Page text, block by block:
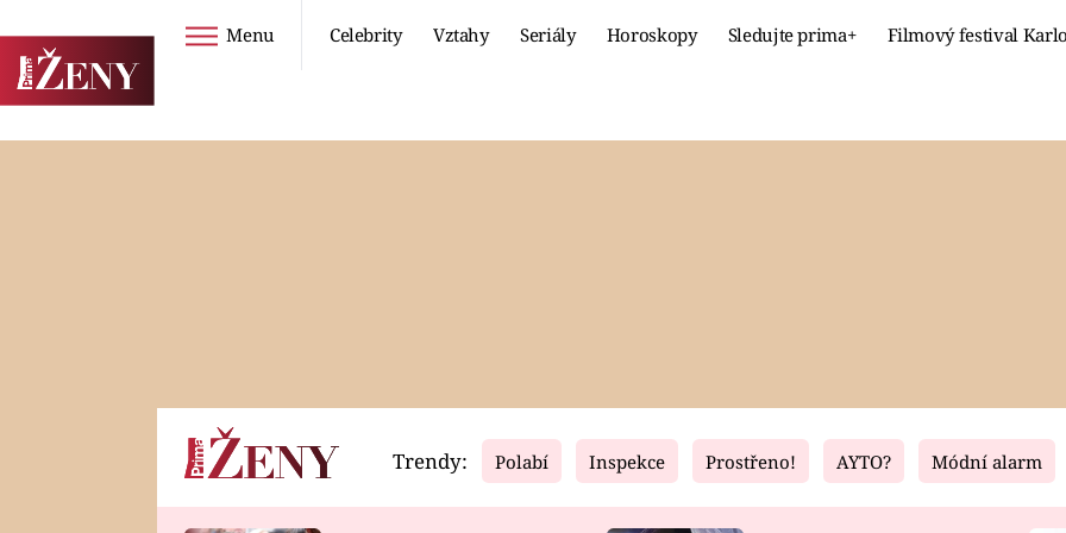
Menu Celebrity Vztahy Seriály Horoskopy Sledujte prima+ Filmový festival
Horoskopy Video Fresh Living
Trendy: Polabí Inspekce Prostřeno! AYTO? Módní alarm